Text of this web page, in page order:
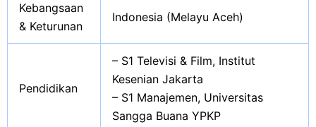
Kebangsaan
& Keturunan
Indonesia (Melayu Aceh)
Pendidikan
– S1 Televisi & Film, Institut
Kesenian Jakarta
– S1 Manajemen, Universitas
Sangga Buana YPKP